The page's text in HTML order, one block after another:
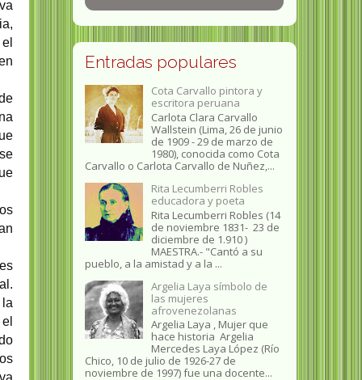
Entradas populares
Cota Carvallo pintora y
escritora peruana
Carlota Clara Carvallo
Wallstein (Lima, 26 de junio
de 1909 - 29 de marzo de
1980), conocida como Cota
Carvallo o Carlota Carvallo de Nuñez,...
Rita Lecumberri Robles
educadora y poeta
Rita Lecumberri Robles (14
de noviembre 1831- 23 de
diciembre de 1.910 )
MAESTRA.- "Cantó a su
pueblo, a la amistad y a la ...
Argelia Laya símbolo de
las mujeres
afrovenezolanas
Argelia Laya , Mujer que
hace historia Argelia
Mercedes Laya López (Río
Chico, 10 de julio de 1926-27 de
noviembre de 1997) fue una docente...